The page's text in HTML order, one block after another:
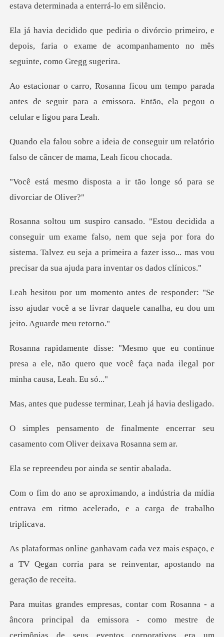
estava dete
primeiro, e
depois, faria o exame de acompanh
o parada
antes de seguir para a emissora. En
conseguir um relatório
falso de câ
a a ir tão longe só para
falso, nem que seja por fora do
sistema. Talvez eu seja a primeira a faz
r: "Se
isso ajudar você a se livrar daquele c
ntinue
presa a ele, não quero que você faça
sse terminar, Leah
nte encerrar seu
casamento com
eu por ainda se
ústria da mídia
entrava em ritmo acele
is espaço, e
a TV Qegan corria para se rei
a principal da emissora - como mestre de